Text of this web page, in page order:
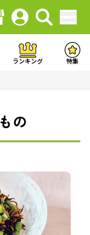
ランキング 特集
の